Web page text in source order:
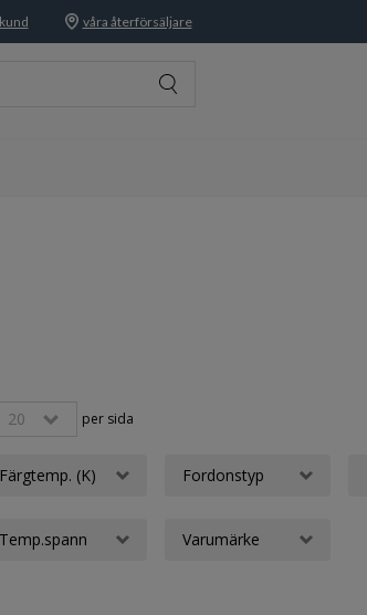
våra återförsäljare
20 per sida
Färgtemp. (K) Fordonstyp
Temp.spann Varumärke